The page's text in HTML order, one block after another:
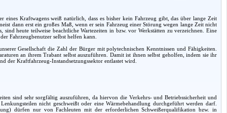
Kraftwagens weiß natürlich, dass es bisher kein Fahrzeug gibt, das über lange Zeit
dann erst ein großes Maß, wenn er sein Fahrzeug einer Störung wegen lange Zeit nicht
heute teilweise beachtliche Wartezeiten in bzw. vor Werkstätten zu verzeichnen. Eine
Fahrzeugbenutzer selbst helfen kann.
Gesellschaft die Zahl der Bürger mit polytechnischen Kenntnissen und Fähigkeiten.
an ihrem Trabant selbst auszuführen. Damit ist ihnen selbst geholfen, indem sie ihr
der Kraftfahrzeug-Instandsetzungssektor entlastet wird.
sind sehr sorgfältig auszuführen, da hiervon die Verkehrs- und Betriebssicherheit und
nicht geschweißt oder eine Wärmebehandlung durchgeführt werden darf.
dürfen nur von Fachleuten mit der erforderlichen Schweißerqualifikation bzw. in